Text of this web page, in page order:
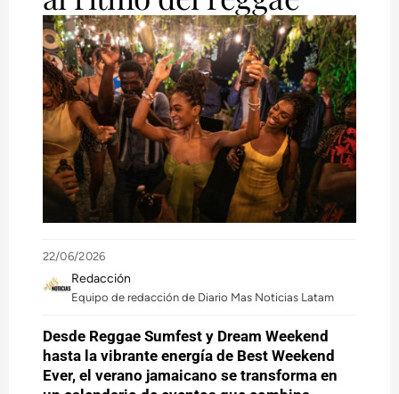
22/06/2026
Redacción
Equipo de redacción de Diario Mas Noticias Latam
Desde Reggae Sumfest y Dream Weekend
hasta la vibrante energía de Best Weekend
Ever, el verano jamaicano se transforma en